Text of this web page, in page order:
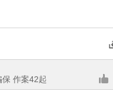
作案42起